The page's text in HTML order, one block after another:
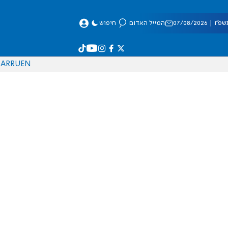
08/2026 המייל האדום חיפוש
EN
RU
AR